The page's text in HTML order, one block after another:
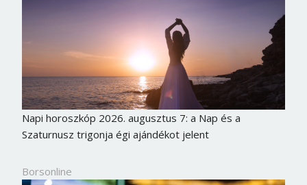
Napi horoszkóp 2026. augusztus 7: a Nap és a
Szaturnusz trigonja égi ajándékot jelent
Borsonline